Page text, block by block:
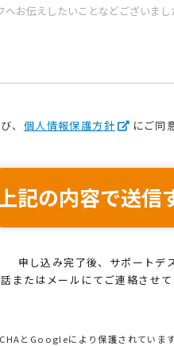
、 個人情報保護方針 にご同
記の内容で送信
申し込み完了後、サポートデ
またはメールにてご連絡させて
とGoogleにより保護されていま